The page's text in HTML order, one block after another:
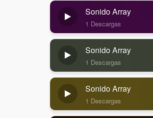
Sonido Array
1 Descargas
Sonido Array
1 Descargas
Sonido Array
1 Descargas